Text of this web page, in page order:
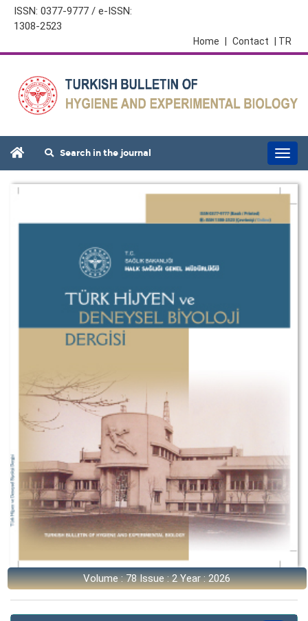
ISSN: 0377-9777 / e-ISSN:
1308-2523
| TR
Contact
Home
Search in the journal
Volume : 78 Issue : 2 Year : 2026